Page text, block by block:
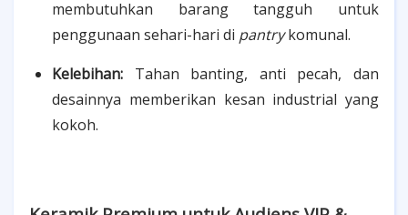
membutuhkan barang tangguh untuk
penggunaan sehari-hari di pantrykomunal.
Kelebihan: Tahan banting, anti pecah, dan
desainnya memberikan kesan industrial yang
kokoh.